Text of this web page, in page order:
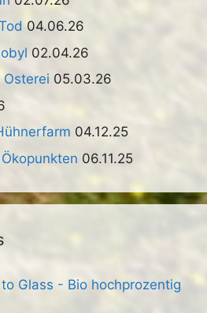
04.06.26
02.04.26
05.03.26
04.12.25
06.11.25
Glass - Bio hochprozentig